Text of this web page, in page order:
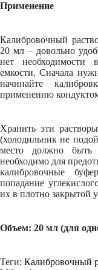
Применение
Калибровочный
20 мл – довольно
нет необходимости
емкости. Сначала
начинайте
применению
Хранить эти
(холодильник не
место должно быть
необходимо для
калибровочные
попадание
их в плотно закрытой
Объем: 20 мл (для
Теги: Калибровочный